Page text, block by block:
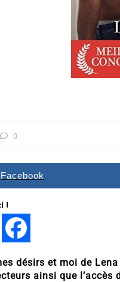
0
Facebook
!
désirs et moi de
ainsi que l’accès
Dans
2026
sentimentale